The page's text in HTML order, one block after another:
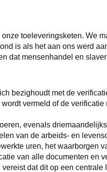
toeleveringsketen. We
is als het aan ons werd
dat mensenhandel en
bezighoudt met de
vermeld of de verificatie
evenals
van de arbeids- en
uren, het waarborgen
van alle documenten en
dat dit op een